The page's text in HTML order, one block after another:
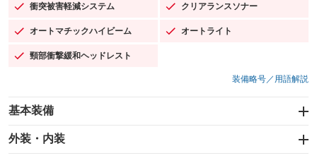
衝突被害軽減システム
：装備あり クリアランスソナー
：装備あり
オートマチックハイビーム
：装備あり オートライト
：装備あり
頸部衝撃緩和ヘッドレスト
：装備あり
装備略号／用語解説
基本装備
エアバッグ：運転席/助手席/サイド
：装備あり
外装・内装